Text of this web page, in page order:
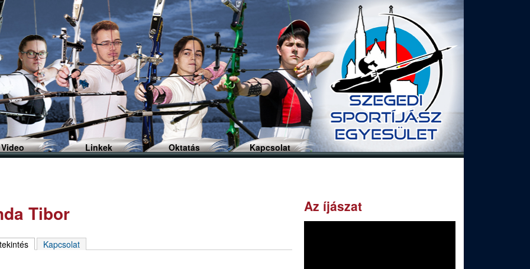
Ugrás
a
tartalomra
Video Linkek Oktatás Kapcsolat
Tibor
(aktív fül)
Kapcsolat
Az íjászat